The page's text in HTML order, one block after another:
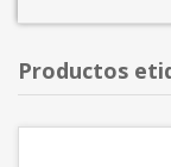
Productos